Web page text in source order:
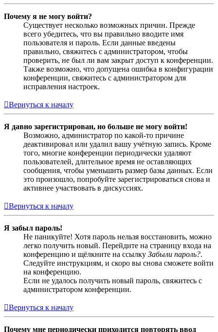
Почему я не могу войти?
Существует несколько возможных причин. Прежде
всего убедитесь, что вы правильно вводите имя
пользователя и пароль. Если данные введены
правильно, свяжитесь с администратором, чтобы
проверить, не был ли вам закрыт доступ к конференции.
Также возможно, что допущена ошибка в конфигурации
конференции, свяжитесь с администратором для
исправления настроек.
Вернуться к началу
Я давно зарегистрирован, но больше не могу войти!
Возможно, администратор по какой-то причине
деактивировал или удалил вашу учётную запись. Кроме
того, многие конференции периодически удаляют
пользователей, длительное время не оставляющих
сообщения, чтобы уменьшить размер базы данных. Если
это произошло, попробуйте зарегистрироваться снова и
активнее участвовать в дискуссиях.
Вернуться к началу
Я забыл пароль!
Не паникуйте! Хотя пароль нельзя восстановить, можно
легко получить новый. Перейдите на страницу входа на
конференцию и щёлкните на ссылку Забыли пароль?.
Следуйте инструкциям, и скоро вы снова сможете войти
на конференцию.
Если не удалось получить новый пароль, свяжитесь с
администратором конференции.
Вернуться к началу
Почему мне периодически приходится повторять ввод